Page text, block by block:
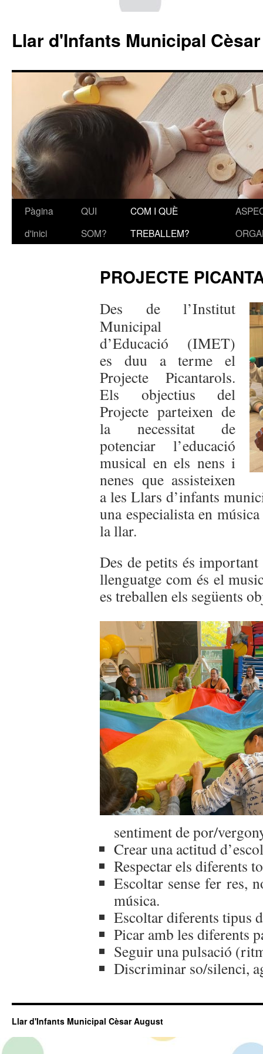
Llar d'Infants Municipal
Vés
Pàgina
d'inici
QUI
SOM?
COM I QUÈ
TREBALLEM?
PROJECTE
Des de l’Institut
Municipal
d’Educació (IMET)
es duu a terme el
Projecte Picantarols.
Els objectius del
Projecte parteixen de
la necessitat de
potenciar l’educació
musical en els nens i
nenes que assisteixen
a les Llars d’infants
una especialista en
la llar.
Des de petits és
llenguatge com és el
es treballen els següents
sentiment de por/
Crear una actitud
Respectar els diferents
Escoltar sense fer res,
música.
Escoltar diferents tipus
Picar amb les diferents
Seguir una pulsació
Discriminar so/silenci,
Llar d'Infants Municipal Cèsar August